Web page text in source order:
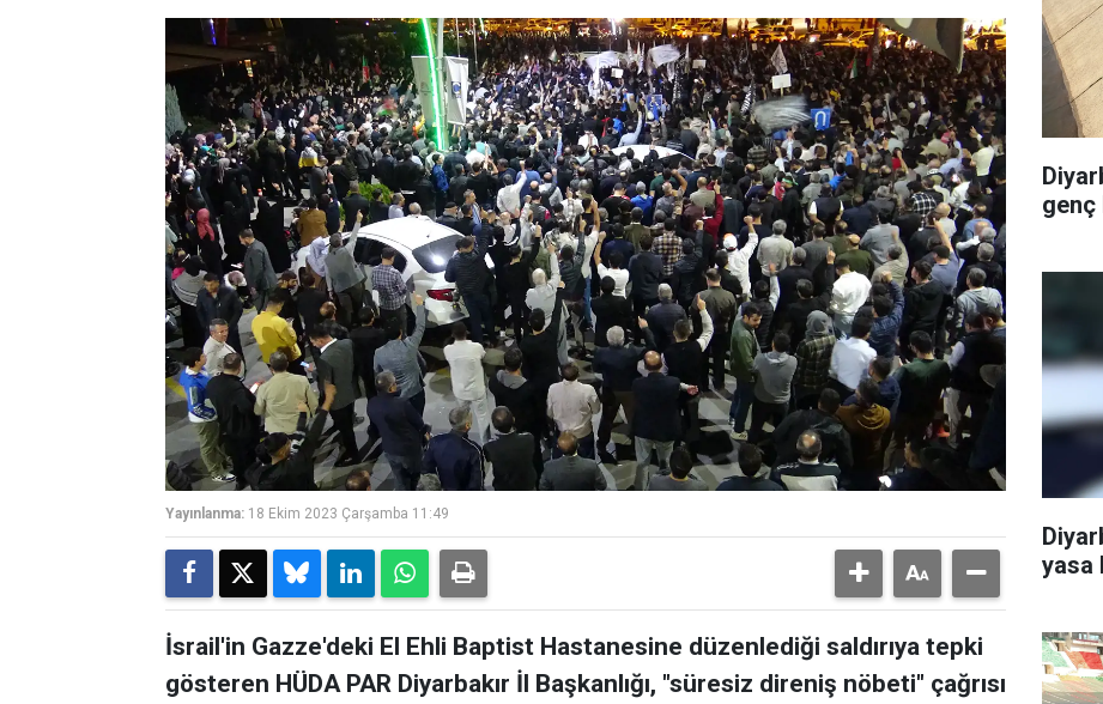
Yayınlanma: 18 Ekim 2023 Çarşamba 11:49
İsrail'in Gazze'deki El Ehli Baptist Hastanesine düzenlediği saldırıya tepki
gösteren HÜDA PAR Diyarbakır İl Başkanlığı, "süresiz direniş nöbeti" çağrısı
genç
yasa